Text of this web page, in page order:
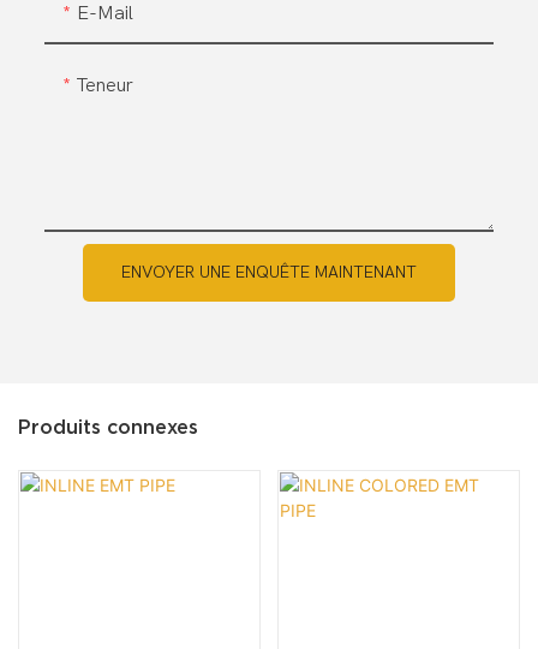
E-Mail
Teneur
ENVOYER UNE ENQUÊTE MAINTENANT
Produits connexes